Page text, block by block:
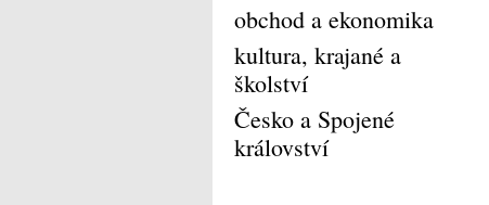
obchod a ekonomika
kultura, krajané a
školství
Česko a Spojené
království